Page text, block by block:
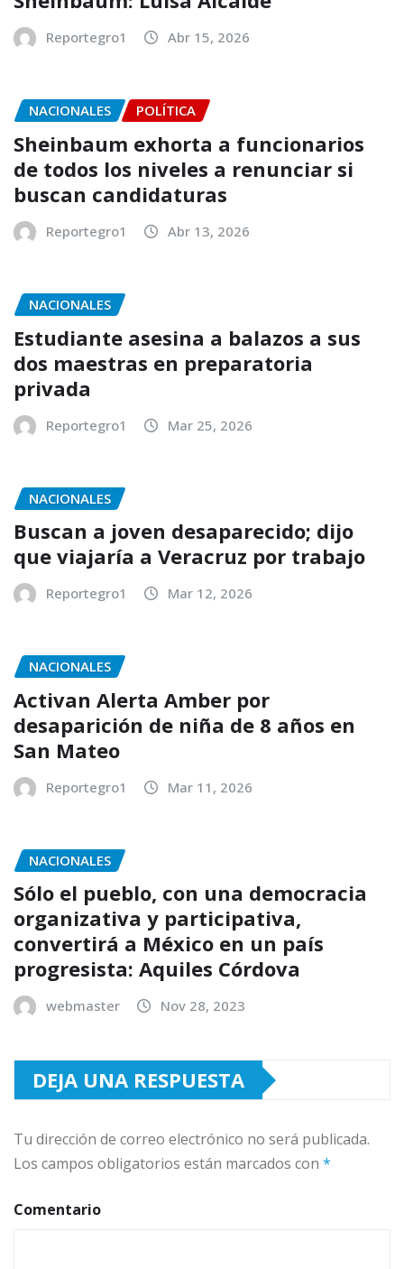
Reportegro1 Abr 15, 2026
NACIONALES POLÍTICA
Sheinbaum exhorta a funcionarios
de todos los niveles a renunciar si
buscan candidaturas
Reportegro1 Abr 13, 2026
NACIONALES
Estudiante asesina a balazos a sus
dos maestras en preparatoria
privada
Reportegro1 Mar 25, 2026
NACIONALES
Buscan a joven desaparecido; dijo
que viajaría a Veracruz por trabajo
Reportegro1 Mar 12, 2026
NACIONALES
Activan Alerta Amber por
desaparición de niña de 8 años en
San Mateo
Reportegro1 Mar 11, 2026
NACIONALES
Sólo el pueblo, con una democracia
organizativa y participativa,
convertirá a México en un país
progresista: Aquiles Córdova
webmaster Nov 28, 2023
DEJA UNA RESPUESTA
Tu dirección de correo electrónico no será publicada.
Los campos obligatorios están marcados con *
Comentario